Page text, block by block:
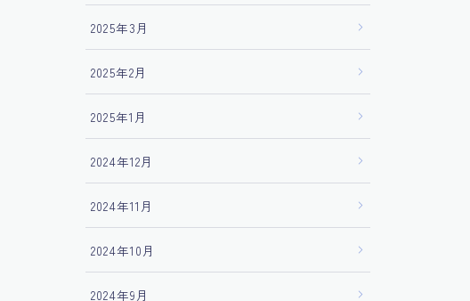
2025年3月
2025年2月
2025年1月
2024年12月
2024年11月
2024年10月
2024年9月